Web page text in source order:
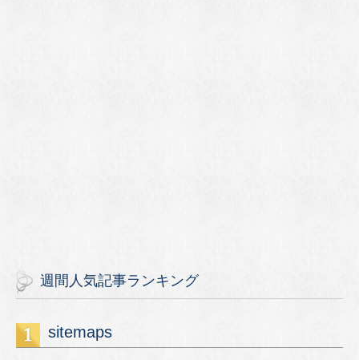
週間人気記事ランキング
sitemaps